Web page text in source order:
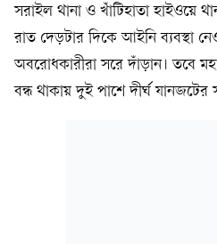
সরাইল থানা ও খাঁটিহাতা হাইওয়ে
রাত দেড়টার দিকে আইনি ব্যবস্থা
অবরোধকারীরা সরে দাঁড়ান। তবে
বন্ধ থাকায় দুই পাশে দীর্ঘ যানজটের